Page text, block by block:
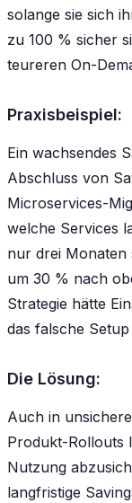
solange sie sich
zu 100 % sicher
teureren On-
Praxisbeispiel:
Ein wachsendes
Abschluss von
Microservices-
welche Services
nur drei Monaten
um 30 % nach
Strategie hätte
das falsche
Die Lösung:
Auch in
Produkt-Rollouts
Nutzung
langfristige